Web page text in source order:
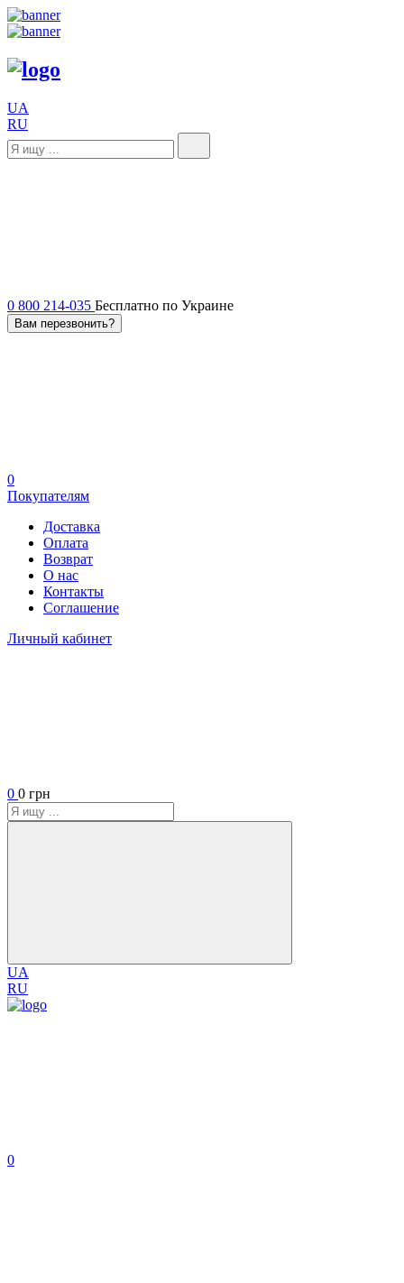
UA
RU
0 800 214-035 Бесплатно по Украине
Вам перезвонить?
0
Покупателям
Доставка
Оплата
Возврат
О нас
Контакты
Соглашение
Личный кабинет
0 0 грн
UA
RU
0